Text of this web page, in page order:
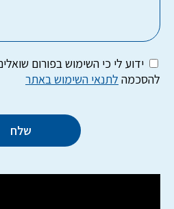
ידוע לי כי השימוש בפורום
להסכמה לתנאי השימוש באתר
שלח